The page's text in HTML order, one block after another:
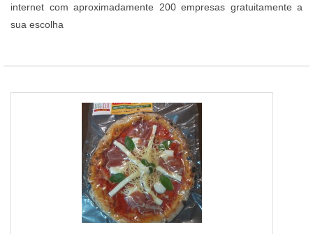
internet com aproximadamente 200 empresas gratuitamente a
sua escolha